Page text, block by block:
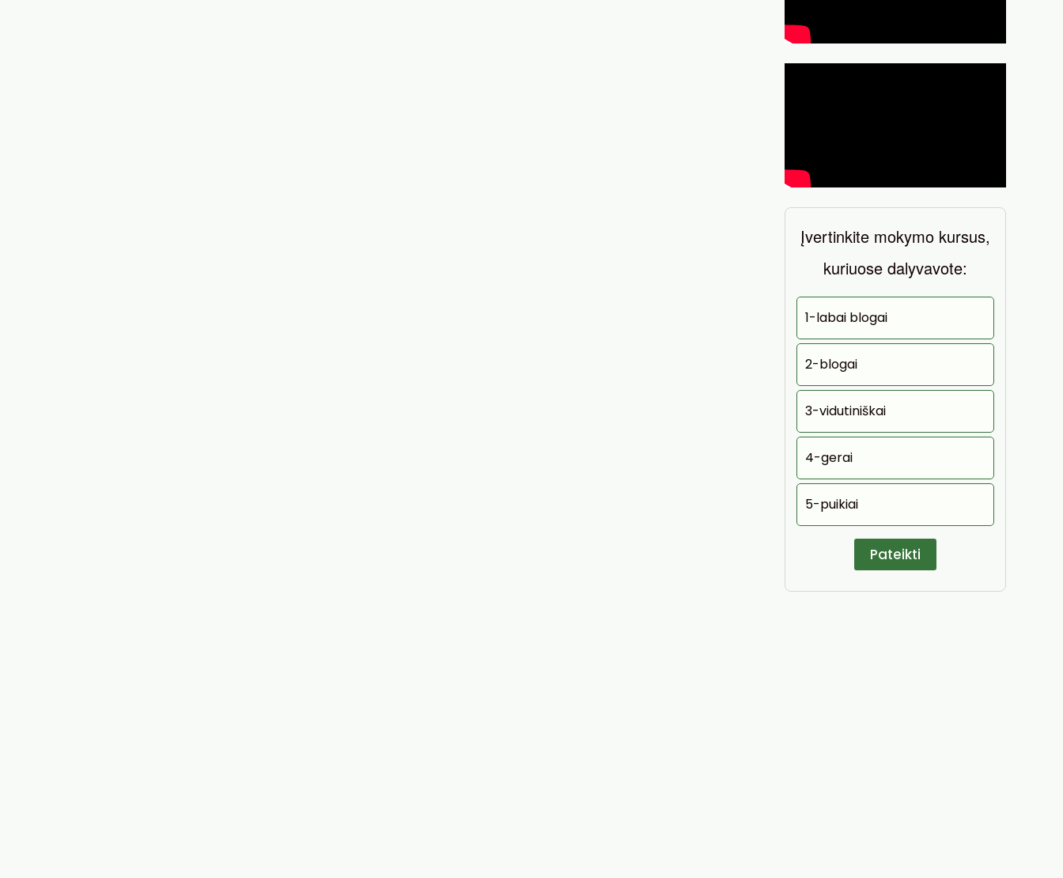
Įvertinkite mokymo kursus,
kuriuose dalyvavote:
1-labai blogai
2-blogai
3-vidutiniškai
4-gerai
5-puikiai